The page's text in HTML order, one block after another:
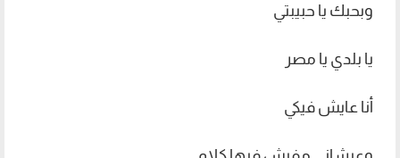
وبحبك يا حبيبتي
يا بلدي يا مصر
أنا عايش فيكي